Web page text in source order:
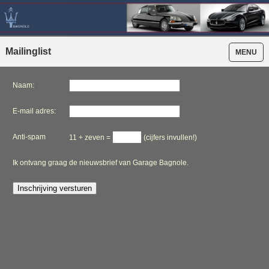
Mailinglist MENU
Naam:
E-mail adres:
Anti-spam 11 + zeven = (cijfers invullen!)
Ik ontvang graag de nieuwsbrief van Garage Bagnole.